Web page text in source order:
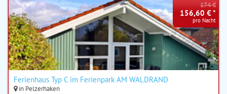
Ferienhaus Typ C im Ferienpark AM WALDRAND
in Pelzerhaken
174 €
156,60 € *
pro Nacht